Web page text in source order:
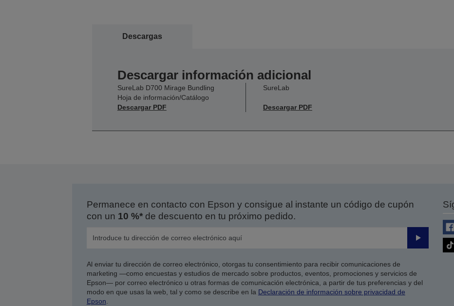
Descargas
Descargar información adicional
SureLab D700 Mirage Bundling
Hoja de información/Catálogo
Descargar PDF
SureLab
Descargar PDF
Permanece en contacto con Epson y consigue al instante un código de cupón
con un 10 %*de descuento en tu próximo pedido.
Enviar
Al enviar tu dirección de correo electrónico, otorgas tu consentimiento para recibir comunicaciones de
marketing —como encuestas y estudios de mercado sobre productos, eventos, promociones y servicios de
Epson— por correo electrónico u otras formas de comunicación electrónica, a partir de tus preferencias y del
modo en que usas la web, tal y como se describe en la Declaración de información sobre privacidad de
Epson.